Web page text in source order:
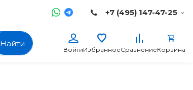
+7 (495) 147-47-25
Найти
ВойтиИзбранноеСравнениеКорзина